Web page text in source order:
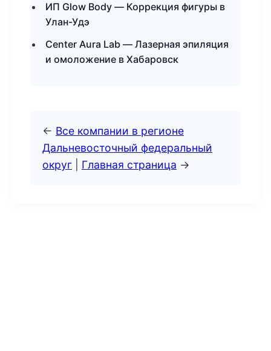
ИП Glow Body — Коррекция фигуры в
Улан-Удэ
Center Aura Lab — Лазерная эпиляция
и омоложение в Хабаровск
← Все компании в регионе
Дальневосточный федеральный
округ
Главная страница →